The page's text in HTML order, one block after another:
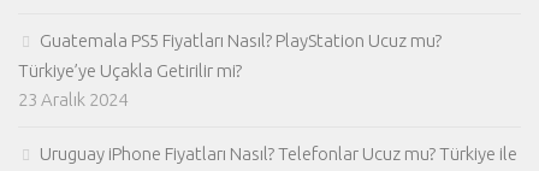
Guatemala PS5 Fiyatları Nasıl? PlayStation Ucuz mu?
Türkiye’ye Uçakla Getirilir mi?
23 Aralık 2024
Uruguay iPhone Fiyatları Nasıl? Telefonlar Ucuz mu? Türkiye ile